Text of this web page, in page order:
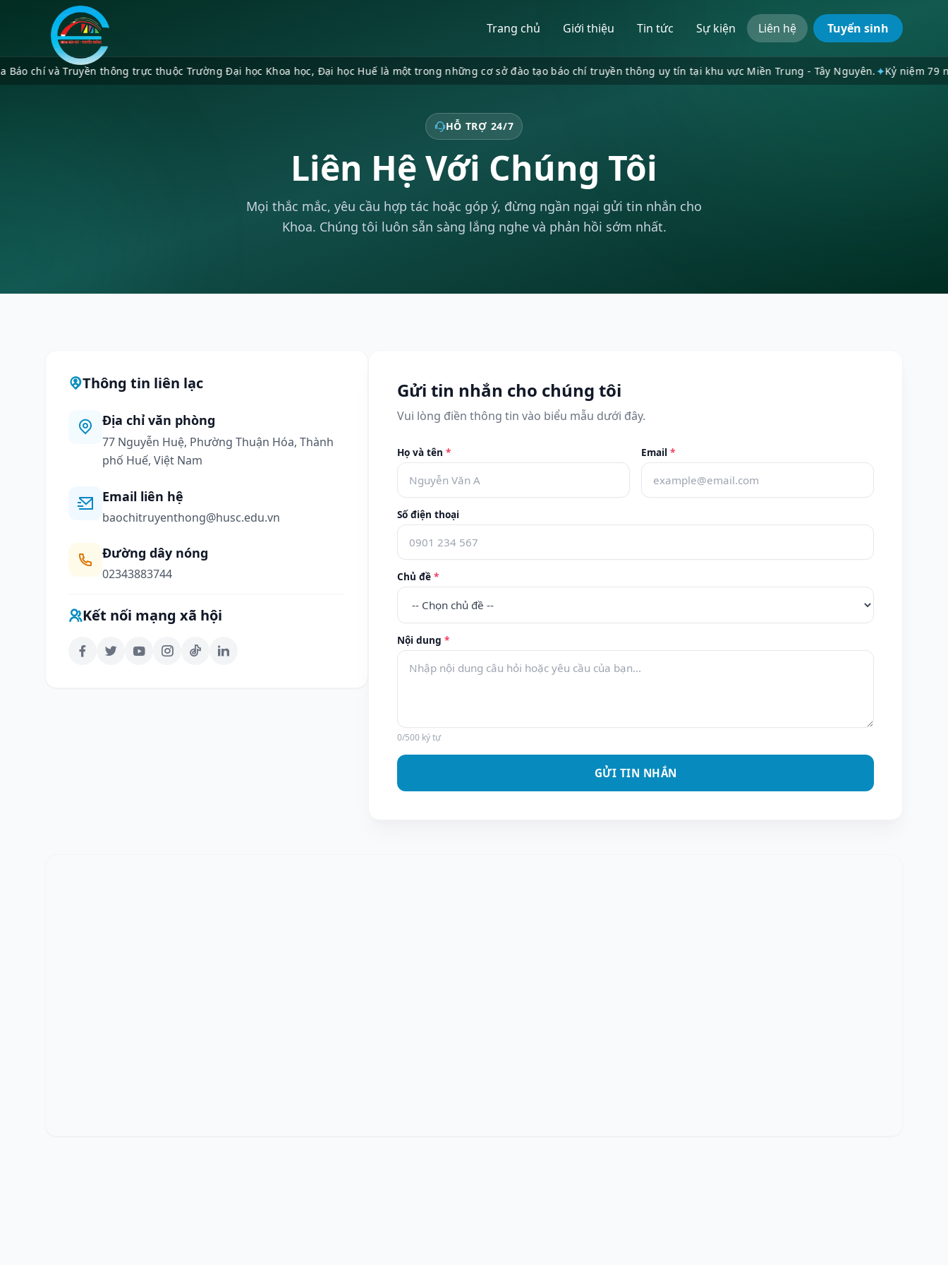
Trang chủ Giới thiệu Tin tức Sự kiện Liên hệ Tuyển sinh
và Truyền thông trực thuộc Trường Đại học Khoa học, Đại học Huế là một trong những cơ sở đào tạo báo chí truyền thông uy tín tại khu vực Miền Trung - Tây Nguyên.✦Kỷ niệm 79 năm
HỖ TRỢ 24/7
Liên Hệ Với Chúng Tôi
Mọi thắc mắc, yêu cầu hợp tác hoặc góp ý, đừng ngần ngại gửi tin nhắn cho
Khoa. Chúng tôi luôn sẵn sàng lắng nghe và phản hồi sớm nhất.
Thông tin liên lạc
Địa chỉ văn phòng
77 Nguyễn Huệ, Phường Thuận Hóa, Thành
phố Huế, Việt Nam
Email liên hệ
baochitruyenthong@husc.edu.vn
Đường dây nóng
02343883744
Kết nối mạng xã hội
Gửi tin nhắn cho chúng tôi
Vui lòng điền thông tin vào biểu mẫu dưới đây.
Họ và tên* Email*
Số điện thoại
Chủ đề*
Nội dung*
0/500 ký tự